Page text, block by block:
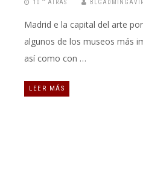
10 “” ATRÁS BLGADMINGAVIR
Madrid e la capital del arte
algunos de los museos más
así como con …
LEER MÁS